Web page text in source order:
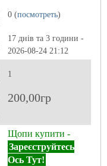
0 (посмотреть)
17 днів та 3 години -
2026-08-24 21:12
1
200,00гр
Щопи купити -
Зареєструйтесь
Ось Тут!